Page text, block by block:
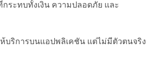
ระทบทั้งเงิน ความปลอดภัย และ
ห้บริการบนแอปพลิเคชัน แต่ไม่มีตัวตนจริง